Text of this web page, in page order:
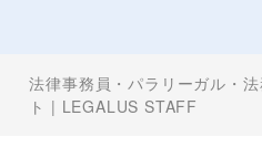
法律事務員・パラリーガル・
ト | LEGALUS STAFF